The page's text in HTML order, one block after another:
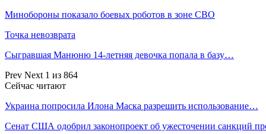
Минобороны показало боевых роботов в зоне СВО
Точка невозврата
Сыгравшая Манюню 14-летняя девочка попала в базу…
Prev Next 1 из 864
Сейчас читают
Украина попросила Илона Маска разрешить использование…
Сенат США одобрил законопроект об ужесточении санкций